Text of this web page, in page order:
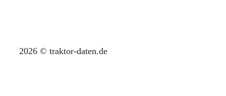
2026 © traktor-daten.de